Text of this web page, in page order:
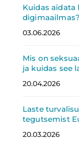
Kuidas aidata
digimaailmas?
03.06.2026
Mis on
ja kuidas see
20.04.2026
Laste
tegutsemist
20.03.2026